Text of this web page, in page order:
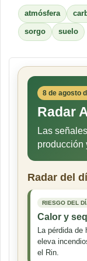
atmósfera
sorgo suelo
8 de agosto
Radar
Las
producción
Radar del
RIESGO DEL
Calor y
La pérdida de
eleva
el Rin.